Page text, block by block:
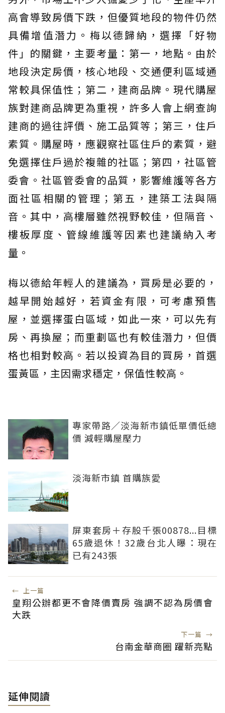
高會導致房價下跌，但優質地段的物件仍然
具備增值潛力。梅以德歸納，選擇「好物
件」的關鍵，主要考量：第一，地點。由於
地段決定房價，核心地段、交通便利區域通
常較具保值性；第二，建商品牌。現代購屋
族對建商品牌更為重視，許多人會上網查詢
建商的過往評價、施工品質等；第三，住戶
素質。購屋時，應觀察社區住戶的素質，避
免選擇住戶過於複雜的社區；第四，社區管
委會。社區管委會的品質，影響維護等各方
面社區相關的管理；第五，建築工法與隔
音。其中，高樓層雖然視野較佳，但隔音、
樓板厚度、管線維護等因素也建議納入考
量。
梅以德給年輕人的建議為，買房是必要的，
越早開始越好，若資金有限，可考慮預售
屋，並選擇蛋白區域，如此一來，可以先有
房、再換屋；而重劃區也有較佳潛力，但價
格也相對較高。若以投資為目的買房，首選
蛋黃區，主因需求穩定，保值性較高。
專家帶路／淡海新市鎮低單價低總
價 減輕購屋壓力
淡海新市鎮 首購族愛
屏東套房＋存股千張00878...目標
65歲退休！32歲台北人曝：現在
已有243張
← 上一篇
皇翔公辦都更不會降價賣房 強調不認為房價會
大跌
下一篇 →
台南金華商圈 躍新亮點
延伸閱讀